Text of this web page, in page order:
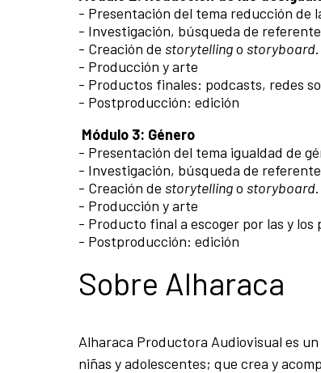
- Presentación del tema reducción de
- Investigación, búsqueda de
- Creación de storytellingo storyboard
- Producción y arte
- Productos finales: podcasts, redes
- Postproducción: edición
Módulo 3: Género
- Presentación del tema igualdad de
- Investigación, búsqueda de
- Creación de storytellingo storyboard
- Producción y arte
- Producto final a escoger por las y
- Postproducción: edición
Sobre Alharaca
Alharaca Productora Audiovisual es
niñas y adolescentes; que crea y